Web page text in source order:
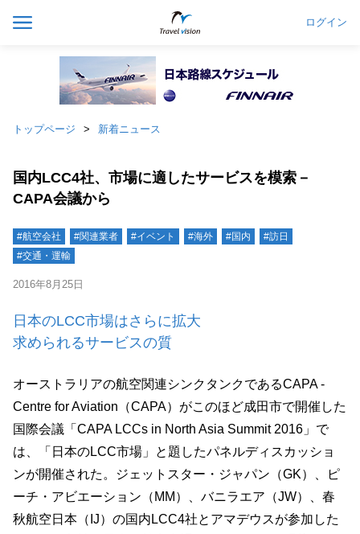
ログイン
トップページ 新着ニュース
国内LCC4社、市場に適したサービスを模索－
CAPA会議から
#航空会社 #関連業者 #イベント #海外 #国内
#訪日
#交通・運輸
2016年8月25日
日本のLCC市場はさらに拡大
求められるサービスの質
オーストラリアの航空関連シンクタンクであるCAPA -
Centre for Aviation（CAPA）がこのほど成田市で開催した
国際会議「CAPA LCCs in North Asia Summit 2016」で
は、「日本のLCC市場」と題したパネルディスカッショ
ンが開催された。ジェットスター・ジャパン（GK）、ピ
ーチ・アビエーション（MM）、バニラエア（JW）、春
秋航空日本（IJ）の国内LCC4社とアマデウスが参加した